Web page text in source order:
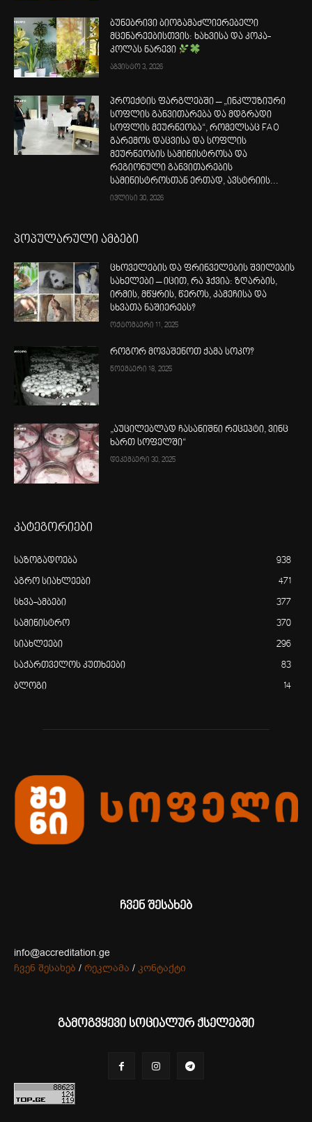
ბუნებრივი ბიოგამაძლიერებელი
მცენარეებისთვის: ხახვისა და კოკა-
კოლას ნარევი
აგვისტო 3, 2026
პროექტის ფარგლებში – „ინკლუზიური
სოფლის განვითარება და მდგრადი
სოფლის მეურნეობა“, რომელსაც FAO
გარემოს დაცვისა და სოფლის
მეურნეობის სამინისტროსა და
რეგიონული განვითარების
სამინისტროსთან ერთად, ავსტრიის...
ივლისი 30, 2026
პოპულარული ამბები
ცხოველების და ფრინველების შვილების
სახელები – იცით, რა ჰქვია: ზღარბის,
ირმის, მწყრის, წეროს, კამეჩისა და
სხვათა ნაშიერებს?
ოქტომბერი 11, 2025
როგორ მოვაშენოთ ქამა სოკო?
ნოემბერი 18, 2025
„აუცილებლად ჩასანიშნი რეცეპტი, ვინც
ხართ სოფელში“
დეკემბერი 30, 2025
კატეგორიები
საზოგადოება 938
აგრო სიახლეები 471
სხვა-ამბები 377
სამინისტრო 370
სიახლეები 296
საქართველოს კუთხეები 83
ბლოგი 14
ჩვენ შესახებ
info@accreditation.ge
ჩვენ შესახებ / რეკლამა / კონტაქტი
გამოგვყევი სოციალურ ქსელებში